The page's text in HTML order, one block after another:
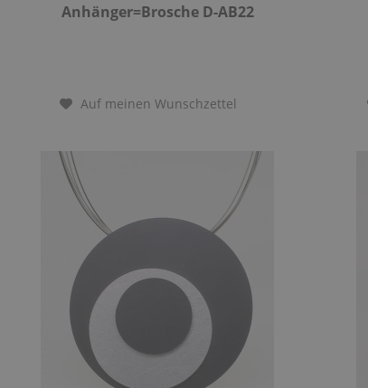
Anhänger=Brosche D-AB22
Auf meinen Wunschzettel